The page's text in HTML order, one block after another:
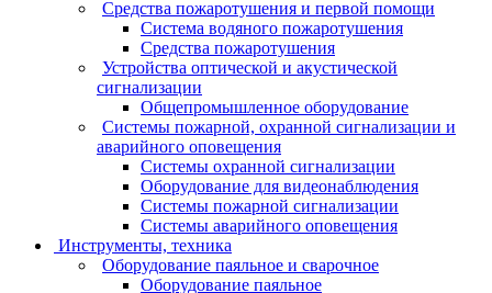
Средства пожаротушения и первой помощи
Система водяного пожаротушения
Средства пожаротушения
Устройства оптической и акустической
сигнализации
Общепромышленное оборудование
Системы пожарной, охранной сигнализации и
аварийного оповещения
Системы охранной сигнализации
Оборудование для видеонаблюдения
Системы пожарной сигнализации
Системы аварийного оповещения
Инструменты, техника
Оборудование паяльное и сварочное
Оборудование паяльное